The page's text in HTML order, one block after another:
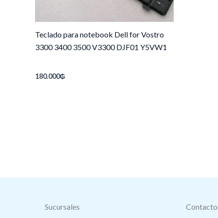
Teclado para notebook Dell for Vostro
3300 3400 3500 V3300 DJF01 Y5VW1
180.000₲
Sucursales